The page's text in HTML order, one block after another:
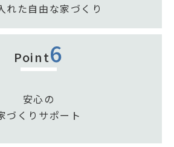
れた自由な家づくり
Point6
安心の
づくりサポート